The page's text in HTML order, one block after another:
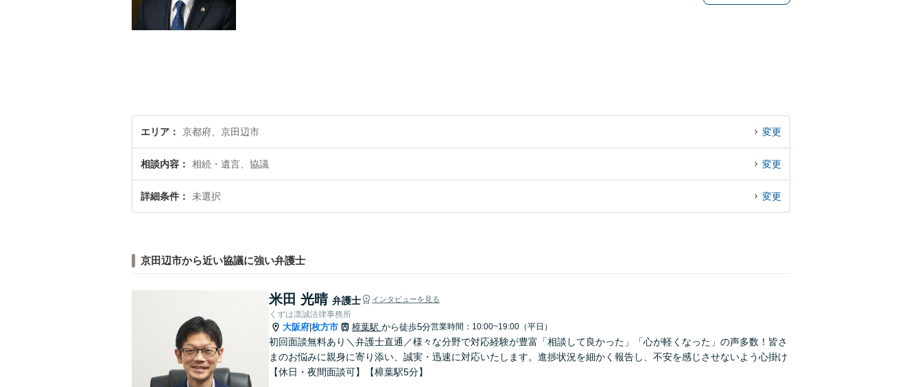
エリア 京都府、京田辺市 変更
相談内容 相続・遺言、協議 変更
詳細条件 未選択 変更
京田辺市から近い協議に強い弁護士
米田 光晴 弁護士 インタビューを見る
くずは凛誠法律事務所
大阪府 枚方市 樟葉駅 から徒歩5分営業時間：10:00~19:00（平日）
初回面談無料あり＼弁護士直通／様々な分野で対応経験が豊富「相談して良かった」「心が軽くなった」の声多数！皆さ
まのお悩みに親身に寄り添い、誠実・迅速に対応いたします。進捗状況を細かく報告し、不安を感じさせないよう心掛け
【休日・夜間面談可】【樟葉駅5分】